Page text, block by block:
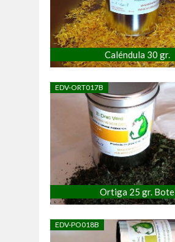
Caléndula 30 gr.
EDV-ORT017B
Ortiga 25 gr. Bote
EDV-PO018B